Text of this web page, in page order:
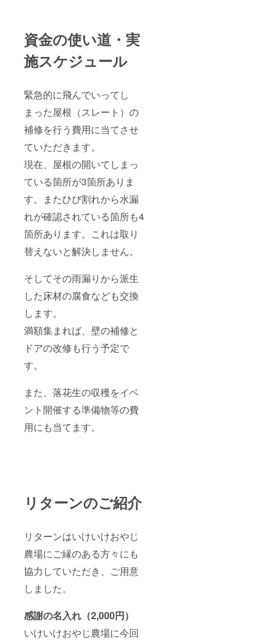
資金の使い道・実
施スケジュール
緊急的に飛んでいってし
まった屋根（スレート）の
補修を行う費用に当てさせ
ていただきます。
現在、屋根の開いてしまっ
ている箇所が3箇所ありま
す。またひび割れから水漏
れが確認されている箇所も4
箇所あります。これは取り
替えないと解決しません。
そしてその雨漏りから派生
した床材の腐食なども交換
します。
満額集まれば、壁の補修と
ドアの改修も行う予定で
す。
また、落花生の収穫をイベ
ント開催する準備物等の費
用にも当てます。
リターンのご紹介
リターンはいけいけおやじ
農場にご縁のある方々にも
協力していただき、ご用意
しました。
感謝の名入れ（2,000円）
いけいけおやじ農場に今回